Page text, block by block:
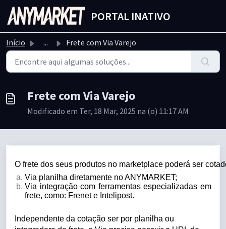
Ir para o conteúdo principal
PORTAL INATIVO
Início ... Frete com Via Varejo
Frete com Via Varejo
Modificado em Ter, 18 Mar, 2025 na (o) 11:17 AM
O frete dos seus produtos no marketplace poderá ser
Via planilha diretamente no ANYMARKET;
Via integração com ferramentas especializadas em
frete, como: Frenet e Intelipost.
Independente da cotação ser por planilha ou